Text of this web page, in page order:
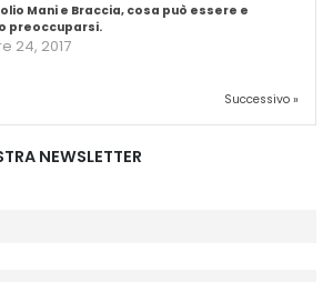
Mani e Braccia, cosa può essere e
preoccuparsi.
24, 2017
Successivo »
NEWSLETTER